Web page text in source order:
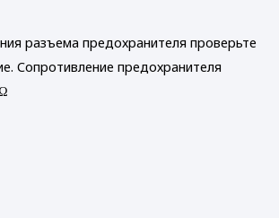
разъема предохранителя проверьте
Сопротивление предохранителя